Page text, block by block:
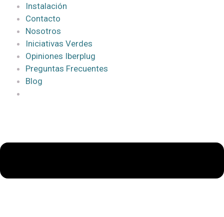
Instalación
Contacto
Nosotros
Iniciativas Verdes
Opiniones Iberplug
Preguntas Frecuentes
Blog